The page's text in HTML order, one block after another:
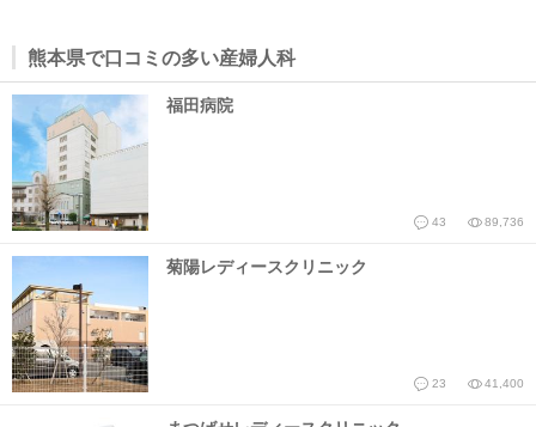
熊本県で口コミの多い産婦人科
福田病院
43 89,736
菊陽レディースクリニック
23 41,400